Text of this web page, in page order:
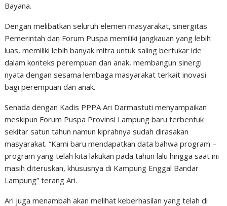
Bayana.
Dengan melibatkan seluruh elemen masyarakat, sinergitas
Pemerintah dan Forum Puspa memiliki jangkauan yang lebih
luas, memiliki lebih banyak mitra untuk saling bertukar ide
dalam konteks perempuan dan anak, membangun sinergi
nyata dengan sesama lembaga masyarakat terkait inovasi
bagi perempuan dan anak.
Senada dengan Kadis PPPA Ari Darmastuti menyampaikan
meskipun Forum Puspa Provinsi Lampung baru terbentuk
sekitar satun tahun namun kiprahnya sudah dirasakan
masyarakat. “Kami baru mendapatkan data bahwa program –
program yang telah kita lakukan pada tahun lalu hingga saat ini
masih diteruskan, khususnya di Kampung Enggal Bandar
Lampung” terang Ari.
Ari juga menambah akan melihat keberhasilan yang telah di